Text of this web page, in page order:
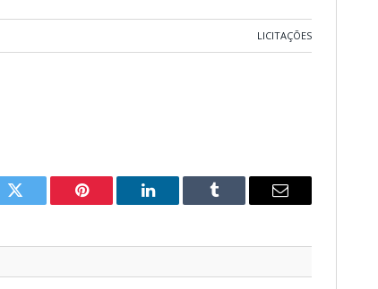
LICITAÇÕES
Twitter Pinterest LinkedIn Tumblr
E-